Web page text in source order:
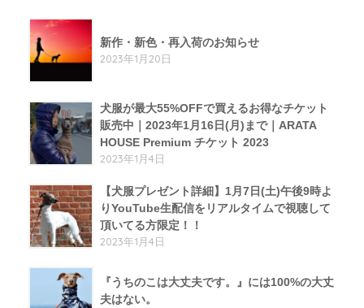
新作・新色・再入荷のお知らせ
2023年1月20日
犬服が最大55%OFFで買えるお得なチケット
販売中｜2023年1月16日(月)まで｜ARATA
HOUSE Premium チケット 2023
2023年1月4日
【犬服プレゼント詳細】1月7日(土)午後9時よ
りYouTube生配信をリアルタイムで視聴して
頂いてる方限定！！
2023年1月4日
『うちのこは大丈夫です。』には100%の大丈
夫はない。